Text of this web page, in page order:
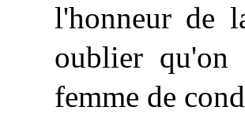
l'honneur de
oublier
femme de